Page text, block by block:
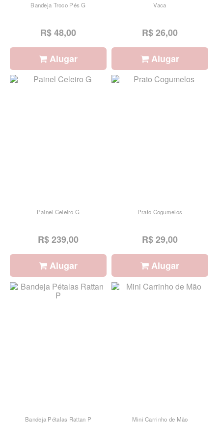
Bandeja Troco Pés G
R$ 48,00
Alugar
Vaca
R$ 26,00
Alugar
Painel Celeiro G
R$ 239,00
Alugar
Prato Cogumelos
R$ 29,00
Alugar
Bandeja Pétalas Rattan P Mini Carrinho de Mão